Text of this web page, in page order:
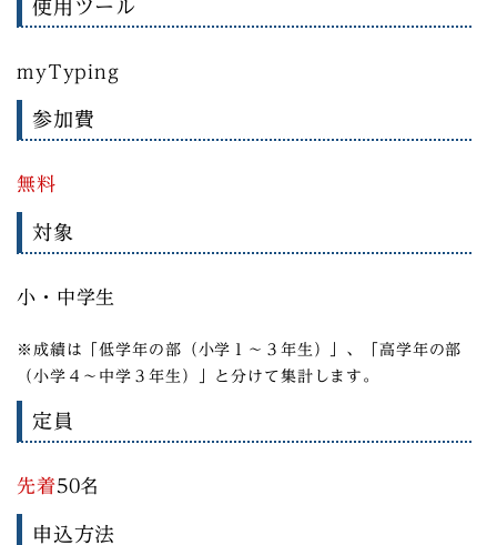
使用ツール
myTyping
参加費
無料
対象
小・中学生
※成績は「低学年の部（小学１～３年生）」、「高学年の部
（小学４～中学３年生）」と分けて集計します。
定員
先着50名
申込方法